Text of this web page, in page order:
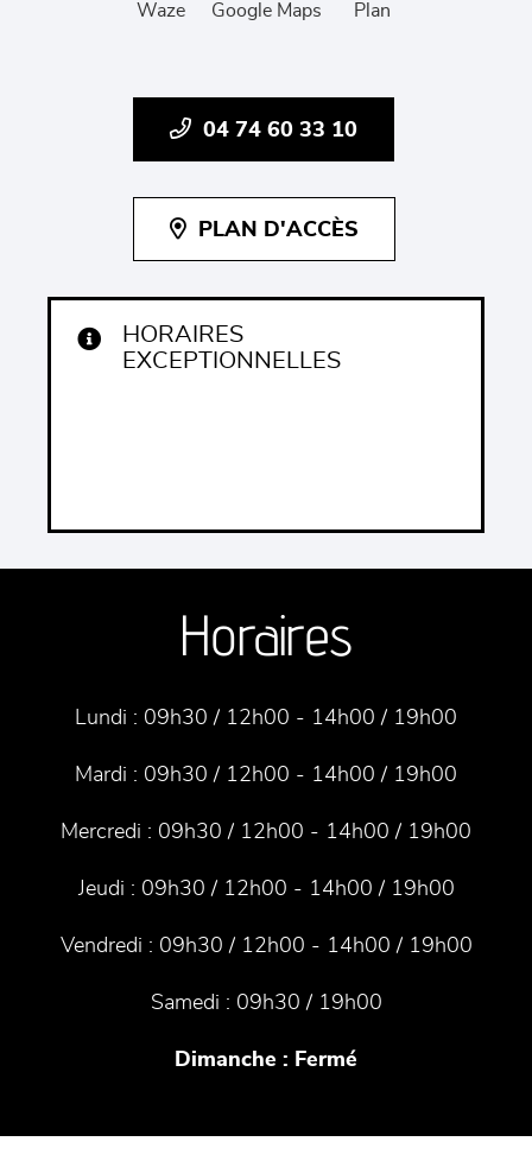
Waze Google Maps Plan
04 74 60 33 10
PLAN D'ACCÈS
HORAIRES
EXCEPTIONNELLES
Horaires
Lundi : 09h30 / 12h00 - 14h00 / 19h00
Mardi : 09h30 / 12h00 - 14h00 / 19h00
Mercredi : 09h30 / 12h00 - 14h00 / 19h00
Jeudi : 09h30 / 12h00 - 14h00 / 19h00
Vendredi : 09h30 / 12h00 - 14h00 / 19h00
Samedi : 09h30 / 19h00
Dimanche : Fermé